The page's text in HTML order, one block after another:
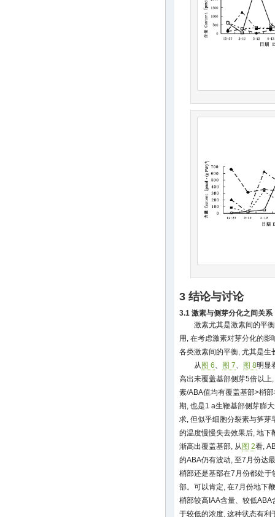
3 结论与讨论
3.1 激素与侧芽分化之间关系
激素尤其是激素间的平
用, 在考虑激素对芽分化的
各类激素间的平衡, 尤其是生
从 图 6、 图 7、 图 8明显
高出未覆盖基部侧芽5倍以上
素/ABA值均有覆盖基部>梢
期, 也是1 a生鞭基部侧芽膨
求, 但似乎细胞分裂素与笋芽
的温度慢慢失去效果后, 地下
渐高出覆盖基部, 从 图 2看,
的ABA仍有波动, 至7月份达
梢部还是基部在7月份都处于
部。可以肯定, 在7月份地下
梢部较高IAA含量、较低ABA
于较低的浓度, 这种状态有利